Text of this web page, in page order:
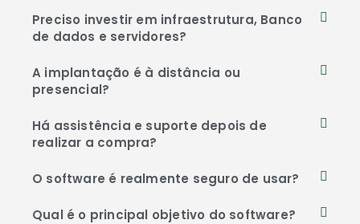
Preciso investir em infraestrutura, Banco
de dados e servidores?
A implantação é à distância ou
presencial?
Há assistência e suporte depois de
realizar a compra?
O software é realmente seguro de usar?
Qual é o principal objetivo do software?